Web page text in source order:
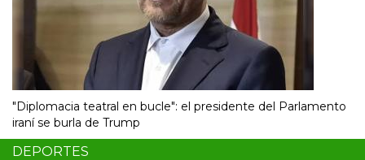
"Diplomacia teatral en bucle": el presidente del Parlamento
iraní se burla de Trump
DEPORTES